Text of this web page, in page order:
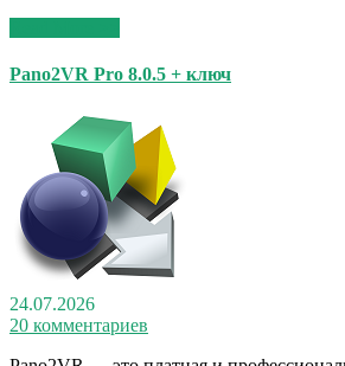
Pano2VR Pro 8.0.5 + ключ
24.07.2026
20 комментариев